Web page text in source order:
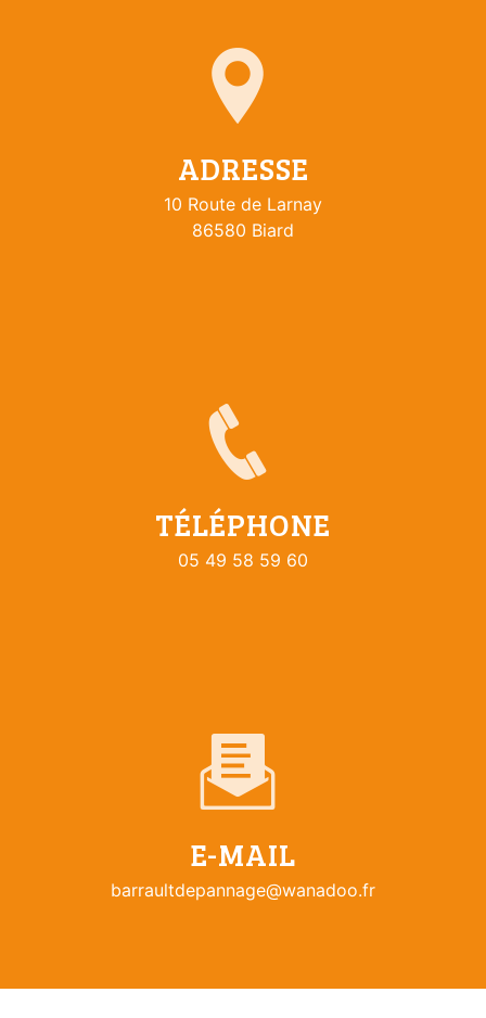
ADRESSE
10 Route de Larnay
86580 Biard
TÉLÉPHONE
05 49 58 59 60
E-MAIL
barraultdepannage@wanadoo.fr